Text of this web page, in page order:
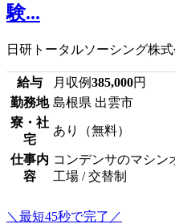
験...
日研トータルソーシング株
給与 月収例385,000円
勤務地 島根県 出雲市
寮・社
宅
あり（無料）
仕事内
容
コンデンサのマシン
工場 / 交替制
＼最短45秒で完了／